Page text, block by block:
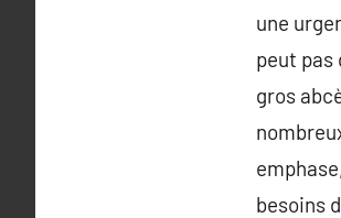
une
peut pas
gros
besoins